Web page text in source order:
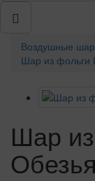
Воздушные
Шар из фольги
Шар